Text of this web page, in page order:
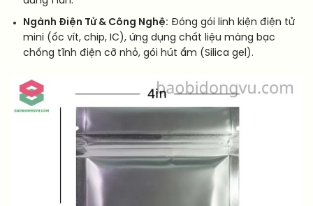
Ngành Điện Tử & Công Nghệ: Đóng gói linh kiện điện tử
mini (ốc vít, chip, IC), ứng dụng chất liệu màng bạc
chống tĩnh điện cỡ nhỏ, gói hút ẩm (Silica gel).